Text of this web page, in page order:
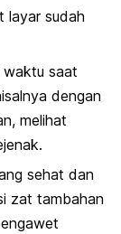
layar sudah
waktu saat
dengan
melihat
sehat dan
zat tambahan